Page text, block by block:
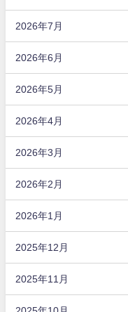
2026年7月
2026年6月
2026年5月
2026年4月
2026年3月
2026年2月
2026年1月
2025年12月
2025年11月